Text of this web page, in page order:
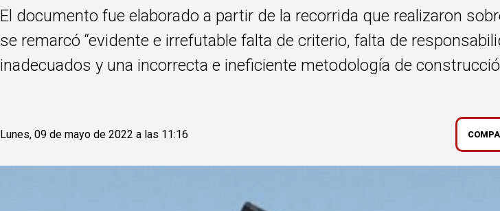
El documento fue elaborado a partir de la recorrida que realizaron
se remarcó “evidente e irrefutable falta de criterio, falta de
inadecuados y una incorrecta e ineficiente metodología de
Lunes, 09 de mayo de 2022 a las 11:16